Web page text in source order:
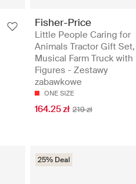
Fisher-Price
Little People Caring for
Animals Tractor Gift Set,
Musical Farm Truck with
Figures - Zestawy
zabawkowe
ONE SIZE
164.25 zł 219 zł
25% Deal